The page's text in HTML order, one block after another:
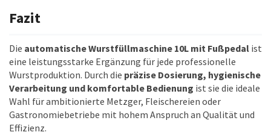
Fazit
Die automatische Wurstfüllmaschine 10L mit Fußpedal ist
eine leistungsstarke Ergänzung für jede professionelle
Wurstproduktion. Durch die präzise Dosierung, hygienische
Verarbeitung und komfortable Bedienung ist sie die ideale
Wahl für ambitionierte Metzger, Fleischereien oder
Gastronomiebetriebe mit hohem Anspruch an Qualität und
Effizienz.